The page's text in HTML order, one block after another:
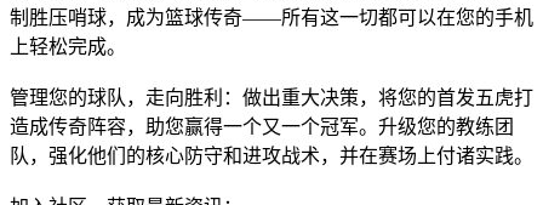
制胜压哨球，成为篮球传奇——所有这一切都可以在您的手机
上轻松完成。
管理您的球队，走向胜利：做出重大决策，将您的首发五虎打
造成传奇阵容，助您赢得一个又一个冠军。升级您的教练团
队，强化他们的核心防守和进攻战术，并在赛场上付诸实践。